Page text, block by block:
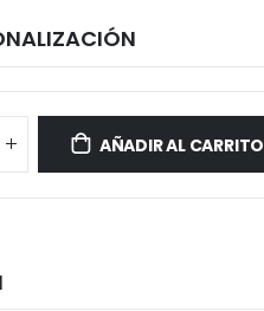
AÑADIR AL CARRITO